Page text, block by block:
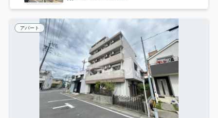
アパート